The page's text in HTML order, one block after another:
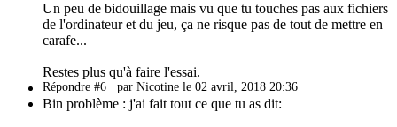
Un peu de bidouillage mais vu que tu touches pas aux fichiers
de l'ordinateur et du jeu, ça ne risque pas de tout de mettre en
carafe...
Restes plus qu'à faire l'essai.
Répondre #6 par Nicotine le 02 avril, 2018 20:36
Bin problème : j'ai fait tout ce que tu as dit: